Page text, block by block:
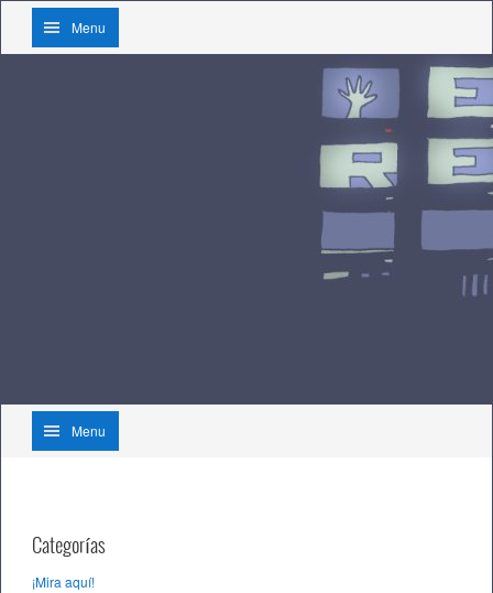
Menu
Menu
Categorías
¡Mira aquí!